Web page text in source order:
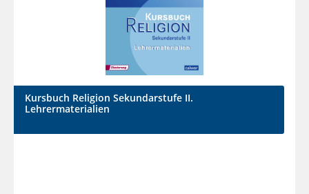
Kursbuch Religion Sekundarstufe II.
Lehrermaterialien